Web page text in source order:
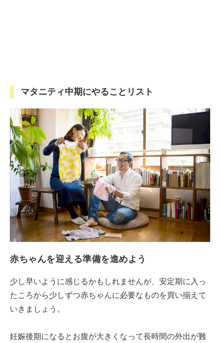
マタニティ中期にやることリスト
赤ちゃんを迎える準備を進めよう
少し早いように感じるかもしれませんが、安定期に入っ
たころから少しずつ赤ちゃんに必要なものを買い揃えて
いきましょう。
妊娠後期になるとお腹が大きくなって長時間の外出が難